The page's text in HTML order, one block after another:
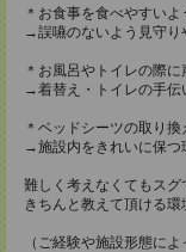
＊お食事を食べやすい
→誤嚥のないよう見守り
＊お風呂やトイレの際
→着替え・トイレの手伝
＊ベッドシーツの取り
→施設内をきれいに保つ
難しく考えなくてもスグ
きちんと教えて頂ける環
（ご経験や施設形態に